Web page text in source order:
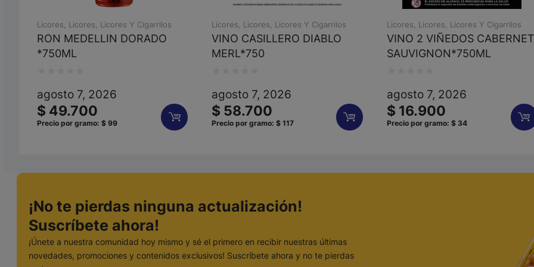
Licores Licores Licores Y Cigarrilos
RON MEDELLIN DORADO
*750ML
con
0
agosto 7, 2026
$ 49.700
Precio por gramo: $ 99
Licores Licores Licores Y Cigarrilos
VINO CASILLERO DIABLO
MERL*750
con
0
agosto 7, 2026
$ 58.700
Precio por gramo:$ 117
Licores Licores Licores Y Cigarrilos
VINO 2 VIÑEDOS CABERNET
SAUVIGNON*750ML
con
0
agosto 7, 2026
$ 16.900
Precio por gramo: $34
¡No te pierdas ninguna actualización!
Suscríbete ahora!
¡Únete a nuestra comunidad hoy mismo y sé el primero en recibir nuestras últimas
novedades, promociones y contenidos exclusivos! Suscríbete ahora y no te pierdas